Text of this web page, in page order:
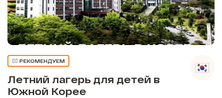
👍🏼 РЕКОМЕНДУЕМ
Летний лагерь для детей в
Южной Корее